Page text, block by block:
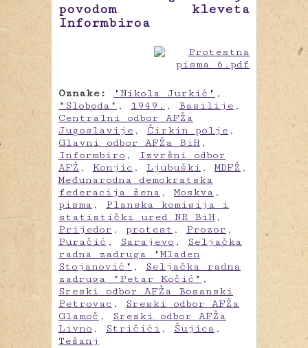
povodom kleveta
Informbiroa
Oznake: "Nikola Jurkić" ,
"Sloboda" , 1949. , Basilije ,
Centralni odbor AFŽa
Jugoslavije , Čirkin polje ,
Glavni odbor AFŽa BiH ,
Informbiro ,
Izvršni odbor
AFŽ , Konjic , Ljubuški ,MDFŽ ,
Međunarodna demokratska
federacija žena ,Moskva ,
pisma , Planska komisija i
statistički ured NR BiH ,
Prijedor , protest , Prozor ,
Puračić , Sarajevo ,
Seljačka
radna zadruga "Mladen
Stojanović" ,
Seljačka radna
zadruga "Petar Kočić" ,
Sreski odbor AFŽa Bosanski
Petrovac ,
Sreski odbor AFŽa
Glamoč ,
Sreski odbor AFŽa
Livno , Stričići , Šujica ,
Tešanj